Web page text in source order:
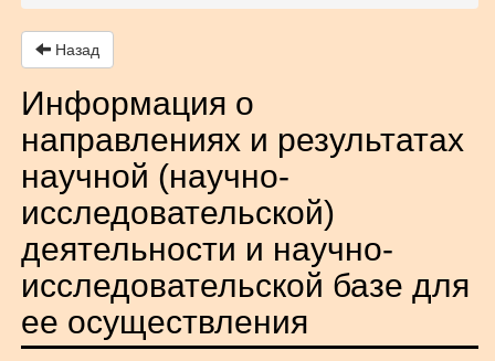
Назад
Информация о
направлениях и результатах
научной (научно-
исследовательской)
деятельности и научно-
исследовательской базе для
ее осуществления